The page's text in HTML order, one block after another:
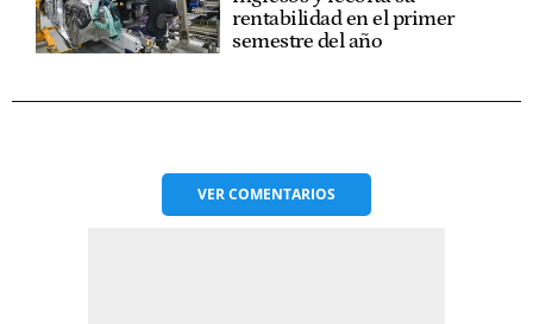
rentabilidad en el primer
semestre del año
VERCOMENTARIOS